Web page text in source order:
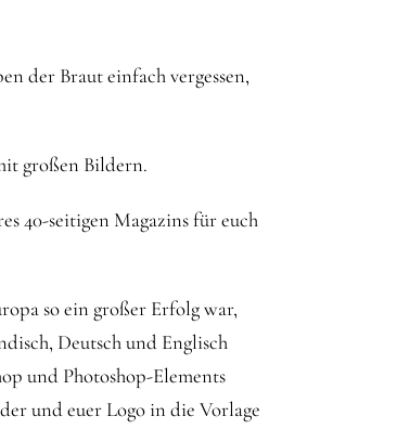
der Braut einfach vergessen,
großen Bildern.
40-seitigen Magazins für euch
so ein großer Erfolg war,
Deutsch und Englisch
und Photoshop-Elements
und euer Logo in die Vorlage